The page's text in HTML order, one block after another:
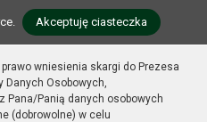
Akceptuję ciasteczka
wniesienia skargi do Prezesa
Danych Osobowych,
Pana/Panią danych osobowych
(dobrowolne) w celu